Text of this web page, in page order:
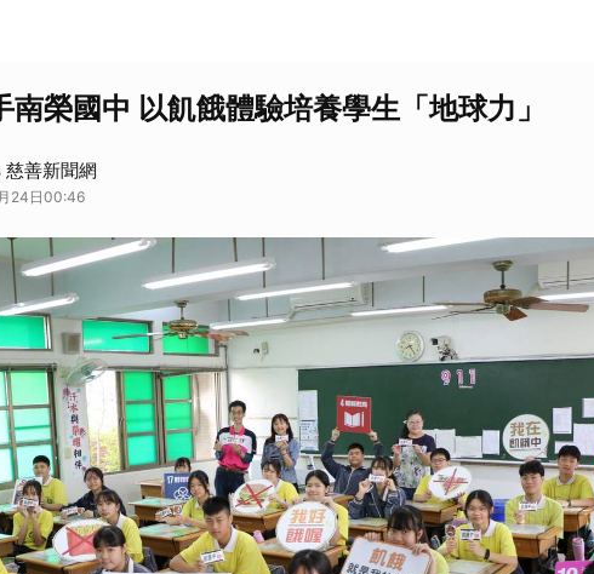
南榮國中 以飢餓體驗培養學生「地球力」
善新聞網
24日00:46